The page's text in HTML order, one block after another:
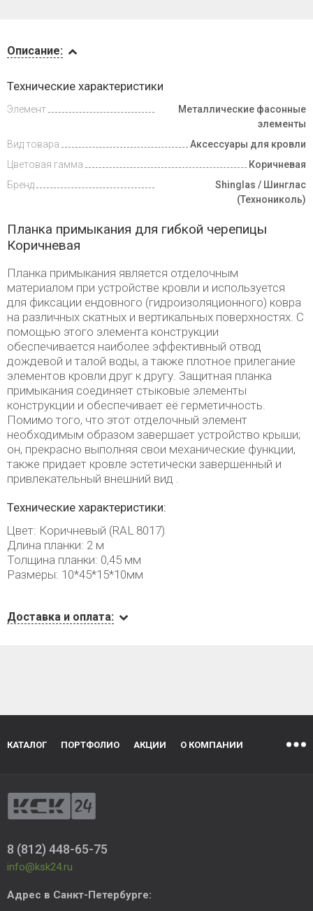
и оплата
Описание:
Технические характеристики
Элемент
Металлические фасонные
элементы
Вид товара
Аксессуары для кровли
Цветовая гамма
Коричневая
Бренд
Shinglas / Шинглас
(Технониколь)
Планка примыкания для гибкой черепицы
Коричневая
Планка примыкания является отделочным
материалом при устройстве кровли и используется
для фиксации ендовного (гидроизоляционного) ковра
на различных скатных и вертикальных поверхностях. С
помощью этого элемента конструкции
обеспечивается наиболее эффективный отвод
дождевой и талой воды, а также плотное прилегание
элементов кровли друг к другу. Защитная планка
примыкания соединяет стыковые элементы
конструкции и обеспечивает её герметичность.
Помимо того, что этот отделочный элемент
необходимым образом завершает устройство крыши;
он, прекрасно выполняя свои механические функции,
также придает кровле эстетически завершенный и
привлекательный внешний вид .
Технические характеристики:
Цвет: Коричневый (RAL 8017)
Длина планки: 2 м
Толщина планки: 0,45 мм
Размеры: 10*45*15*10мм
Доставка и оплата:
КАТАЛОГ ПОРТФОЛИО АКЦИИ О КОМПАНИИ
8 (812) 448-65-75
info@ksk24.ru
Адрес в Санкт-Петербурге: